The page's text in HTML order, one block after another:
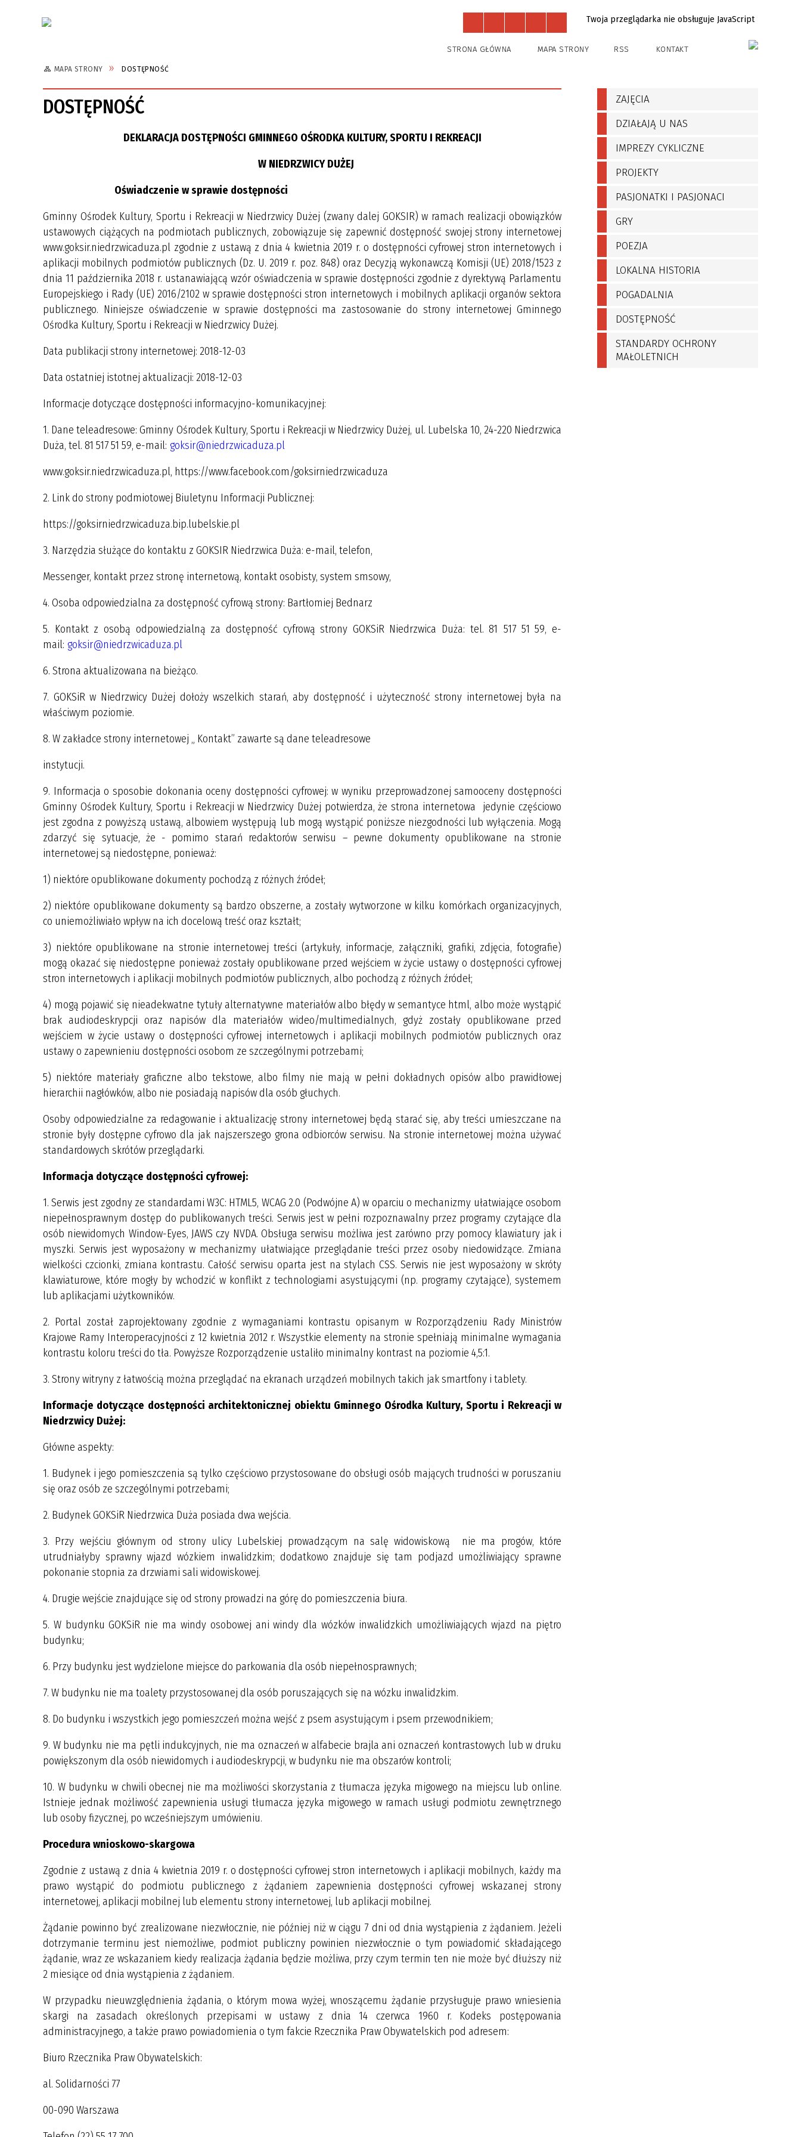
Twoja przeglądarka nie obsługuje JavaScript
STRONA GŁÓWNA MAPA STRONY RSS KONTAKT
Zajęcia Projekty Kontakt
MAPA STRONY DOSTĘPNOŚĆ
DOSTĘPNOŚĆ
DEKLARACJA DOSTĘPNOŚCI GMINNEGO OŚRODKA KULTURY, SPORTU I REKREACJI
W NIEDRZWICY DUŻEJ
Oświadczenie w sprawie dostępności
Gminny Ośrodek Kultury, Sportu i Rekreacji w Niedrzwicy Dużej (zwany dalej GOKSIR) w ramach realizacji obowiązków
ustawowych ciążących na podmiotach publicznych, zobowiązuje się zapewnić dostępność swojej strony internetowej
www.goksir.niedrzwicaduza.pl zgodnie z ustawą z dnia 4 kwietnia 2019 r. o dostępności cyfrowej stron internetowych i
aplikacji mobilnych podmiotów publicznych (Dz. U. 2019 r. poz. 848) oraz Decyzją wykonawczą Komisji (UE) 2018/1523 z
dnia 11 października 2018 r. ustanawiającą wzór oświadczenia w sprawie dostępności zgodnie z dyrektywą Parlamentu
Europejskiego i Rady (UE) 2016/2102 w sprawie dostępności stron internetowych i mobilnych aplikacji organów sektora
publicznego. Niniejsze oświadczenie w sprawie dostępności ma zastosowanie do strony internetowej Gminnego
Ośrodka Kultury, Sportu i Rekreacji w Niedrzwicy Dużej.
Data publikacji strony internetowej: 2018-12-03
Data ostatniej istotnej aktualizacji: 2018-12-03
Informacje dotyczące dostępności informacyjno-komunikacyjnej:
1. Dane teleadresowe: Gminny Ośrodek Kultury, Sportu i Rekreacji w Niedrzwicy Dużej, ul. Lubelska 10, 24-220 Niedrzwica
Duża, tel. 81 517 51 59, e-mail: goksir@niedrzwicaduza.pl
www.goksir.niedrzwicaduza.pl, https://www.facebook.com/goksirniedrzwicaduza
2. Link do strony podmiotowej Biuletynu Informacji Publicznej:
https://goksirniedrzwicaduza.bip.lubelskie.pl
3. Narzędzia służące do kontaktu z GOKSIR Niedrzwica Duża: e-mail, telefon,
Messenger, kontakt przez stronę internetową, kontakt osobisty, system smsowy,
4. Osoba odpowiedzialna za dostępność cyfrową strony: Bartłomiej Bednarz
5. Kontakt z osobą odpowiedzialną za dostępność cyfrową strony GOKSiR Niedrzwica Duża: tel. 81 517 51 59, e-
mail: goksir@niedrzwicaduza.pl
6. Strona aktualizowana na bieżąco.
7. GOKSiR w Niedrzwicy Dużej dołoży wszelkich starań, aby dostępność i użyteczność strony internetowej była na
właściwym poziomie.
8. W zakładce strony internetowej „ Kontakt” zawarte są dane teleadresowe
instytucji.
9. Informacja o sposobie dokonania oceny dostępności cyfrowej: w wyniku przeprowadzonej samooceny dostępności
Gminny Ośrodek Kultury, Sportu i Rekreacji w Niedrzwicy Dużej potwierdza, że strona internetowa jedynie częściowo
jest zgodna z powyższą ustawą, albowiem występują lub mogą wystąpić poniższe niezgodności lub wyłączenia. Mogą
zdarzyć się sytuacje, że - pomimo starań redaktorów serwisu – pewne dokumenty opublikowane na stronie
internetowej są niedostępne, ponieważ:
1) niektóre opublikowane dokumenty pochodzą z różnych źródeł;
2) niektóre opublikowane dokumenty są bardzo obszerne, a zostały wytworzone w kilku komórkach organizacyjnych,
co uniemożliwiało wpływ na ich docelową treść oraz kształt;
3) niektóre opublikowane na stronie internetowej treści (artykuły, informacje, załączniki, grafiki, zdjęcia, fotografie)
mogą okazać się niedostępne ponieważ zostały opublikowane przed wejściem w życie ustawy o dostępności cyfrowej
stron internetowych i aplikacji mobilnych podmiotów publicznych, albo pochodzą z różnych źródeł;
4) mogą pojawić się nieadekwatne tytuły alternatywne materiałów albo błędy w semantyce html, albo może wystąpić
brak audiodeskrypcji oraz napisów dla materiałów wideo/multimedialnych, gdyż zostały opublikowane przed
wejściem w życie ustawy o dostępności cyfrowej internetowych i aplikacji mobilnych podmiotów publicznych oraz
ustawy o zapewnieniu dostępności osobom ze szczególnymi potrzebami;
5) niektóre materiały graficzne albo tekstowe, albo filmy nie mają w pełni dokładnych opisów albo prawidłowej
hierarchii nagłówków, albo nie posiadają napisów dla osób głuchych.
Osoby odpowiedzialne za redagowanie i aktualizację strony internetowej będą starać się, aby treści umieszczane na
stronie były dostępne cyfrowo dla jak najszerszego grona odbiorców serwisu. Na stronie internetowej można używać
standardowych skrótów przeglądarki.
Informacja dotyczące dostępności cyfrowej:
1. Serwis jest zgodny ze standardami W3C: HTML5, WCAG 2.0 (Podwójne A) w oparciu o mechanizmy ułatwiające osobom
niepełnosprawnym dostęp do publikowanych treści. Serwis jest w pełni rozpoznawalny przez programy czytające dla
osób niewidomych Window-Eyes, JAWS czy NVDA. Obsługa serwisu możliwa jest zarówno przy pomocy klawiatury jak i
myszki. Serwis jest wyposażony w mechanizmy ułatwiające przeglądanie treści przez osoby niedowidzące. Zmiana
wielkości czcionki, zmiana kontrastu. Całość serwisu oparta jest na stylach CSS. Serwis nie jest wyposażony w skróty
klawiaturowe, które mogły by wchodzić w konflikt z technologiami asystującymi (np. programy czytające), systemem
lub aplikacjami użytkowników.
2. Portal został zaprojektowany zgodnie z wymaganiami kontrastu opisanym w Rozporządzeniu Rady Ministrów
Krajowe Ramy Interoperacyjności z 12 kwietnia 2012 r. Wszystkie elementy na stronie spełniają minimalne wymagania
kontrastu koloru treści do tła. Powyższe Rozporządzenie ustaliło minimalny kontrast na poziomie 4,5:1.
3. Strony witryny z łatwością można przeglądać na ekranach urządzeń mobilnych takich jak smartfony i tablety.
Informacje dotyczące dostępności architektonicznej obiektu Gminnego Ośrodka Kultury, Sportu i Rekreacji w
Niedrzwicy Dużej:
Główne aspekty:
1. Budynek i jego pomieszczenia są tylko częściowo przystosowane do obsługi osób mających trudności w poruszaniu
się oraz osób ze szczególnymi potrzebami;
2. Budynek GOKSiR Niedrzwica Duża posiada dwa wejścia.
3. Przy wejściu głównym od strony ulicy Lubelskiej prowadzącym na salę widowiskową nie ma progów, które
utrudniałyby sprawny wjazd wózkiem inwalidzkim; dodatkowo znajduje się tam podjazd umożliwiający sprawne
pokonanie stopnia za drzwiami sali widowiskowej.
4. Drugie wejście znajdujące się od strony prowadzi na górę do pomieszczenia biura.
5. W budynku GOKSiR nie ma windy osobowej ani windy dla wózków inwalidzkich umożliwiających wjazd na piętro
budynku;
6. Przy budynku jest wydzielone miejsce do parkowania dla osób niepełnosprawnych;
7. W budynku nie ma toalety przystosowanej dla osób poruszających się na wózku inwalidzkim.
8. Do budynku i wszystkich jego pomieszczeń można wejść z psem asystującym i psem przewodnikiem;
9. W budynku nie ma pętli indukcyjnych, nie ma oznaczeń w alfabecie brajla ani oznaczeń kontrastowych lub w druku
powiększonym dla osób niewidomych i audiodeskrypcji, w budynku nie ma obszarów kontroli;
10. W budynku w chwili obecnej nie ma możliwości skorzystania z tłumacza języka migowego na miejscu lub online.
Istnieje jednak możliwość zapewnienia usługi tłumacza języka migowego w ramach usługi podmiotu zewnętrznego
lub osoby fizycznej, po wcześniejszym umówieniu.
Procedura wnioskowo-skargowa
Zgodnie z ustawą z dnia 4 kwietnia 2019 r. o dostępności cyfrowej stron internetowych i aplikacji mobilnych, każdy ma
prawo wystąpić do podmiotu publicznego z żądaniem zapewnienia dostępności cyfrowej wskazanej strony
internetowej, aplikacji mobilnej lub elementu strony internetowej, lub aplikacji mobilnej.
Żądanie powinno być zrealizowane niezwłocznie, nie później niż w ciągu 7 dni od dnia wystąpienia z żądaniem. Jeżeli
dotrzymanie terminu jest niemożliwe, podmiot publiczny powinien niezwłocznie o tym powiadomić składającego
żądanie, wraz ze wskazaniem kiedy realizacja żądania będzie możliwa, przy czym termin ten nie może być dłuższy niż
2 miesiące od dnia wystąpienia z żądaniem.
W przypadku nieuwzględnienia żądania, o którym mowa wyżej, wnoszącemu żądanie przysługuje prawo wniesienia
skargi na zasadach określonych przepisami w ustawy z dnia 14 czerwca 1960 r. Kodeks postępowania
administracyjnego, a także prawo powiadomienia o tym fakcie Rzecznika Praw Obywatelskich pod adresem:
Biuro Rzecznika Praw Obywatelskich:
al. Solidarności 77
00-090 Warszawa
ZAJĘCIA
DZIAŁAJĄ U NAS
IMPREZY CYKLICZNE
PROJEKTY
PASJONATKI I PASJONACI
GRY
POEZJA
LOKALNA HISTORIA
POGADALNIA
DOSTĘPNOŚĆ
STANDARDY OCHRONY
MAŁOLETNICH